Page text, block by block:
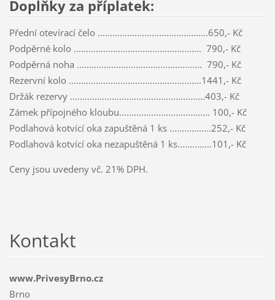
Doplňky za příplatek:
Přední otevírací čelo .............................................650,- Kč
Podpěrné kolo .................................................... 790,- Kč
Podpěrná noha ................................................... 790,- Kč
Rezervní kolo ......................................................1441,- Kč
Držák rezervy .......................................................403,- Kč
Zámek přípojného kloubu..................................... 100,- Kč
Podlahová kotvící oka zapuštěná 1 ks .................252,- Kč
Podlahová kotvící oka nezapuštěná 1 ks..............101,- Kč
Ceny jsou uvedeny vč. 21% DPH.
Kontakt
www.PrivesyBrno.cz
Brno